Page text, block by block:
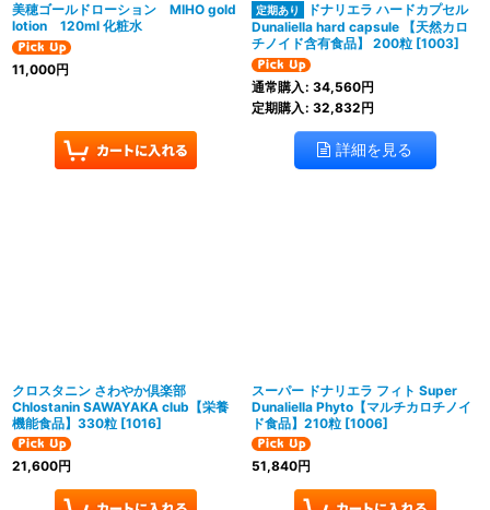
美穂ゴールドローション MIHO gold
lotion 120ml 化粧水
11,000円
ドナリエラ ハードカプセル
Dunaliella hard capsule 【天然カロ
チノイド含有食品】 200粒 [1003]
通常購入 : 34,560円
定期購入 : 32,832円
詳細を見る
クロスタニン さわやか倶楽部
Chlostanin SAWAYAKA club【栄養
機能食品】330粒 [1016]
21,600円
スーパー ドナリエラ フィト Super
Dunaliella Phyto【マルチカロチノイ
ド食品】210粒 [1006]
51,840円